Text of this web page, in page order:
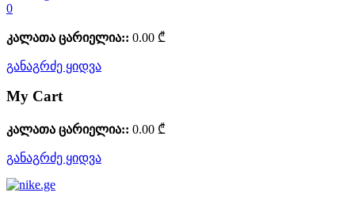
0
კალათა ცარიელია:: 0.00 ₾
განაგრძე ყიდვა
My Cart
კალათა ცარიელია:: 0.00 ₾
განაგრძე ყიდვა